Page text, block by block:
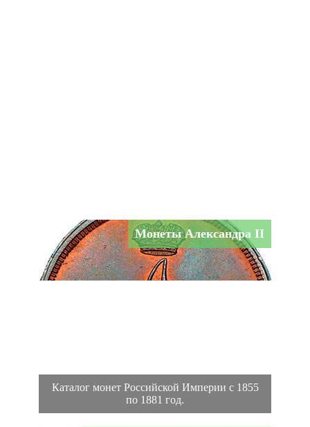
Монеты Александра II
Каталог монет Российской Империи с 1855
по 1881 год.